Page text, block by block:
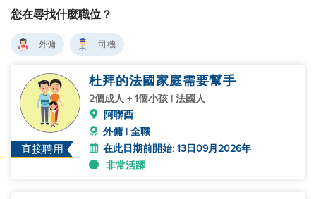
您在尋找什麼職位？
外傭 司機
直接聘用
杜拜的法國家庭需要幫手
2個成人 + 1個小孩 | 法國人
阿聯酉
外傭 | 全職
在此日期前開始: 13日09月2026年
非常活躍